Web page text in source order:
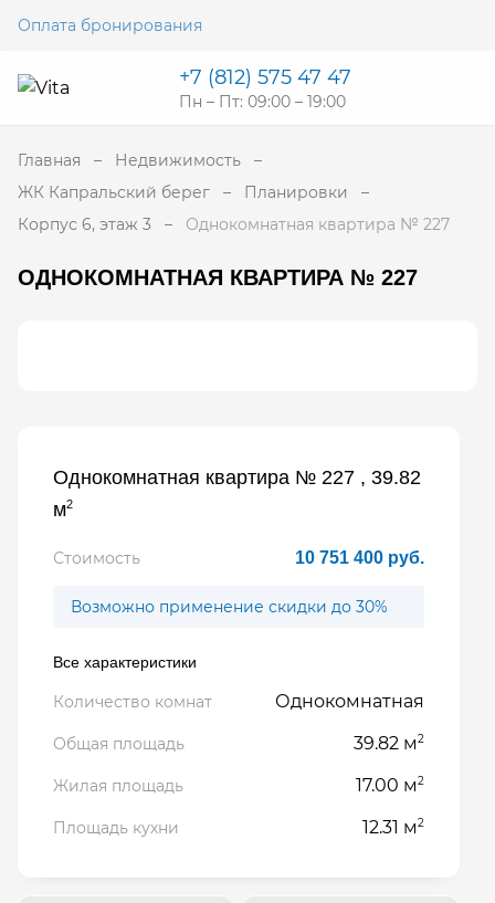
Оплата бронирования
+7 (812) 575 47 47
Пн – Пт: 09:00 – 19:00
Главная
Недвижимость
ЖК Капральский берег
Планировки
Корпус 6, этаж 3
Однокомнатная квартира № 227
ОДНОКОМНАТНАЯ КВАРТИРА № 227
Однокомнатная квартира № 227 , 39.82
м2
Стоимость 10 751 400 руб.
Возможно применение скидки до 30%
Все характеристики
Количество комнат Однокомнатная
Общая площадь 39.82 м2
Жилая площадь 17.00 м2
Площадь кухни 12.31 м2